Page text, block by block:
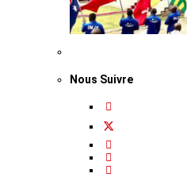
Nous Suivre